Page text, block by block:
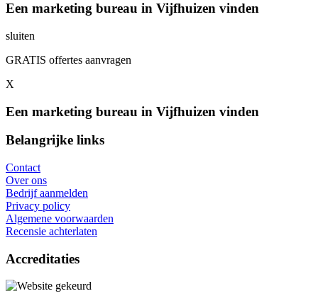
Een marketing bureau in Vijfhuizen vinden
sluiten
GRATIS offertes aanvragen
X
Een marketing bureau in Vijfhuizen vinden
Belangrijke links
Contact
Over ons
Bedrijf aanmelden
Privacy policy
Algemene voorwaarden
Recensie achterlaten
Accreditaties